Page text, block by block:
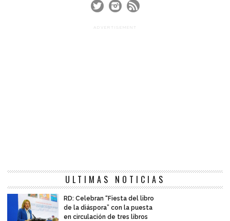
ADVERTISEMENT
ULTIMAS NOTICIAS
RD: Celebran “Fiesta del libro
de la diáspora” con la puesta
en circulación de tres libros